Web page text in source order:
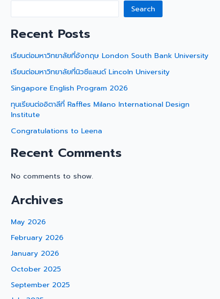
Search
Recent Posts
เรียนต่อมหาวิทยาลัยที่อังกฤษ London South Bank University
เรียนต่อมหาวิทยาลัยที่นิวซีแลนด์ Lincoln University
Singapore English Program 2026
ทุนเรียนต่ออิตาลีที่ Raffles Milano International Design
Institute
Congratulations to Leena
Recent Comments
No comments to show.
Archives
May 2026
February 2026
January 2026
October 2025
September 2025